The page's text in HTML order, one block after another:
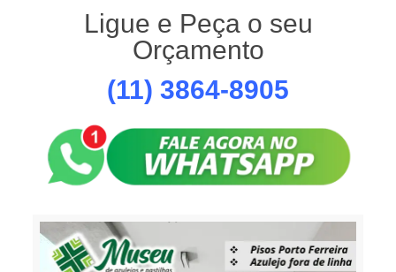
Ligue e Peça o seu
Orçamento
(11) 3864-8905